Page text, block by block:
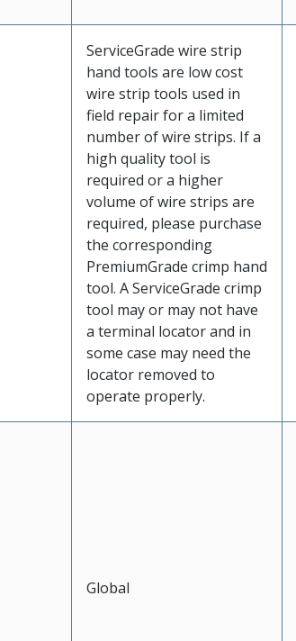
ServiceGrade wire strip
hand tools are low cost
wire strip tools used in
field repair for a limited
number of wire strips. If a
high quality tool is
required or a higher
volume of wire strips are
required, please purchase
the corresponding
PremiumGrade crimp hand
tool. A ServiceGrade crimp
tool may or may not have
a terminal locator and in
some case may need the
locator removed to
operate properly.
Global